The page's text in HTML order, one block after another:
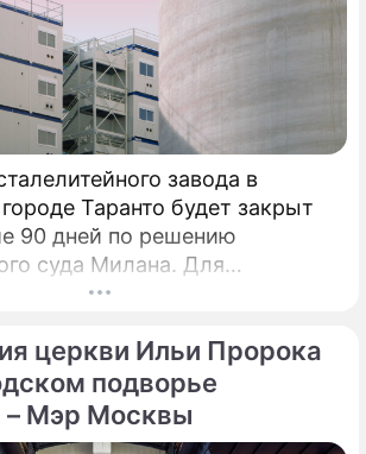
завода в
Таранто будет закрыт
90 дней по решению
суда Милана. Для
производства необходимо
оборудования из цеха,
Eurometal.
завод компании Acciaierie
известной как Ilva
церкви Ильи Пророка
подворье
– Мэр Москвы